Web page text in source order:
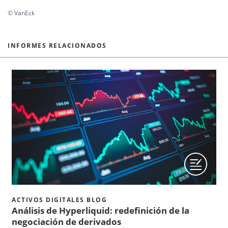
© VanEck
INFORMES RELACIONADOS
ACTIVOS DIGITALES BLOG
Análisis de Hyperliquid: redefinición de la
negociación de derivados